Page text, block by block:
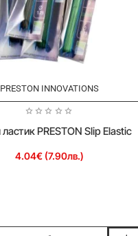
PRESTON INNOVATIONS
PRESTON Slip Elastic
4.04€ (7.90лв.)